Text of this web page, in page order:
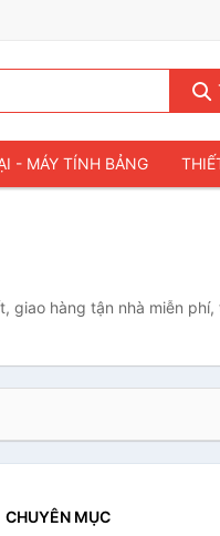
- MÁY TÍNH BẢNG
giao hàng tận nhà miễn phí,
CHUYÊN MỤC